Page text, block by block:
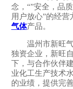
念，“”安全，品
用户放心”的经
气体产品。
温州市新旺
独资企业，新旺
下，与合作伙伴
业化工生产技术
的业绩，提供完